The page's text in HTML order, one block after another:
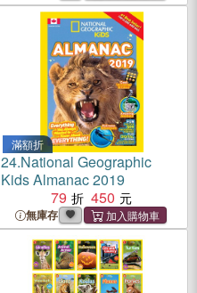
滿額折
24.National Geographic
Kids Almanac 2019
79
450
無庫存